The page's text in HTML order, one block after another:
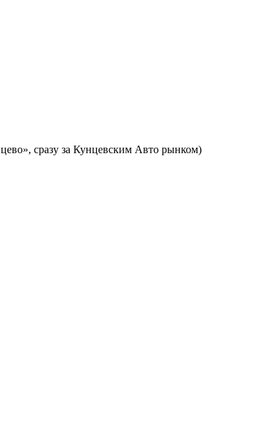
сразу за Кунцевским Авто рынком)